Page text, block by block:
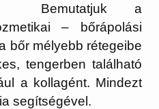
Bemutatjuk a
– bőrápolási
bőr mélyebb rétegeibe
tengerben található
a kollagént. Mindezt
segítségével.